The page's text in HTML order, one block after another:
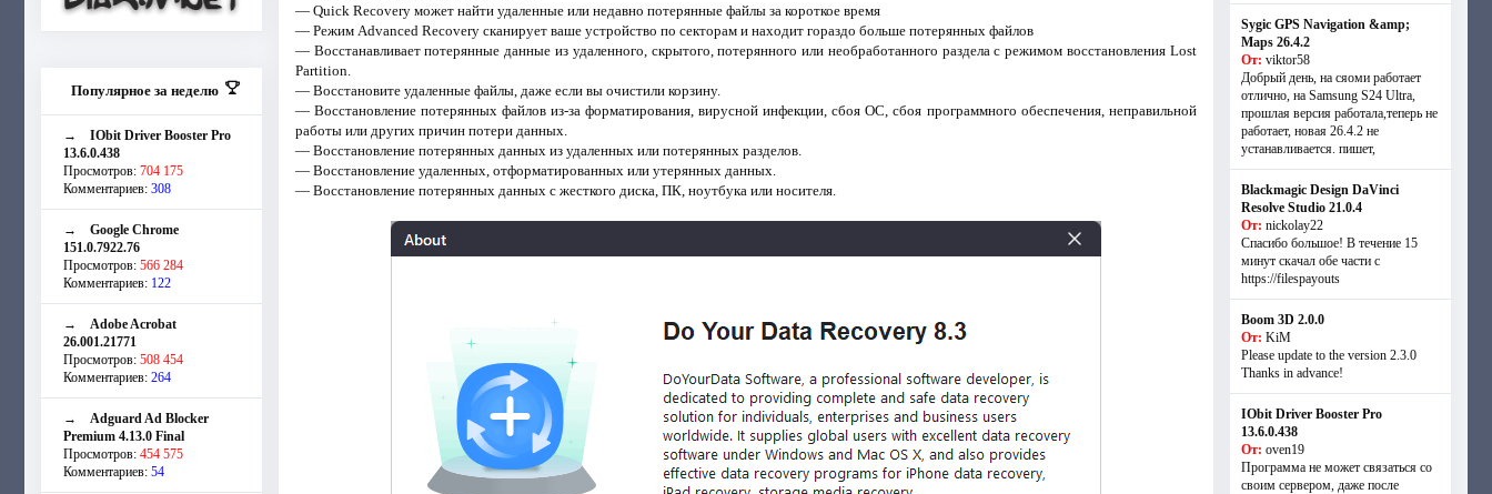
Популярное за неделю
→ IObit Driver Booster Pro
13.6.0.438
Просмотров: 704 175
Комментариев: 308
→ Google Chrome
151.0.7922.76
Просмотров: 566 284
Комментариев: 122
→ Adobe Acrobat
26.001.21771
Просмотров: 508 454
Комментариев: 264
→ Adguard Ad Blocker
Premium 4.13.0 Final
Просмотров: 454 575
Комментариев: 54
— Quick Recovery может найти удаленные или недавно потерянные файлы за короткое время
— Режим Advanced Recovery сканирует ваше устройство по секторам и находит гораздо больше потерянных файлов
— Восстанавливает потерянные данные из удаленного, скрытого, потерянного или необработанного раздела с режимом восстановления Lost
Partition.
— Восстановите удаленные файлы, даже если вы очистили корзину.
— Восстановление потерянных файлов из-за форматирования, вирусной инфекции, сбоя ОС, сбоя программного обеспечения, неправильной
работы или других причин потери данных.
— Восстановление потерянных данных из удаленных или потерянных разделов.
— Восстановление удаленных, отформатированных или утерянных данных.
— Восстановление потерянных данных с жесткого диска, ПК, ноутбука или носителя.
Sygic GPS Navigation &amp;
Maps 26.4.2
От: viktor58
Добрый день, на сяоми работает
отлично, на Samsung S24 Ultra,
прошлая версия работала,теперь не
работает, новая 26.4.2 не
устанавливается. пишет,
Blackmagic Design DaVinci
Resolve Studio 21.0.4
От: nickolay22
Спасибо большое! В течение 15
минут скачал обе части с
https://filespayouts
Boom 3D 2.0.0
От: KiM
Please update to the version 2.3.0
Thanks in advance!
IObit Driver Booster Pro
13.6.0.438
От: oven19
Программа не может связаться со
своим сервером, даже после